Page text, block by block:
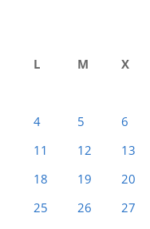
L
M X
4
5 6
11
12 13
18
19 20
25
26 27